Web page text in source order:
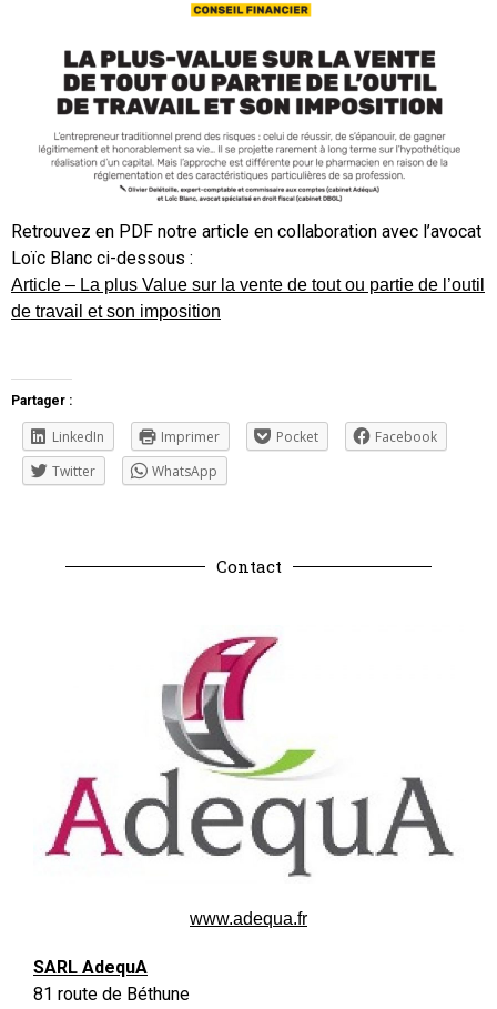
Retrouvez en PDF notre article en collaboration avec l’avocat
Loïc Blanc ci-dessous :
Article – La plus Value sur la vente de tout ou partie de l’outil
de travail et son imposition
Partager :
LinkedIn Imprimer Pocket
Facebook
Twitter
WhatsApp
Contact
www.adequa.fr
SARL AdequA
81 route de Béthune